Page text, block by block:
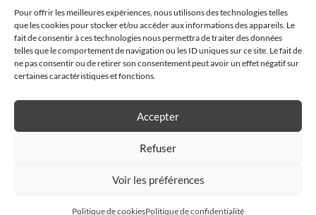
Pour offrir les meilleures expériences, nous utilisons des technologies telles
que les cookies pour stocker et/ou accéder aux informations des appareils. Le
fait de consentir à ces technologies nous permettra de traiter des données
telles que le comportement de navigation ou les ID uniques sur ce site. Le fait de
ne pas consentir ou de retirer son consentement peut avoir un effet négatif sur
certaines caractéristiques et fonctions.
Accepter
Refuser
Voir les préférences
Politique de cookiesPolitique de confidentialité
Suivez nous
Newsletter
Ne manquez pas nos offres exclusives et nos ventes privées !